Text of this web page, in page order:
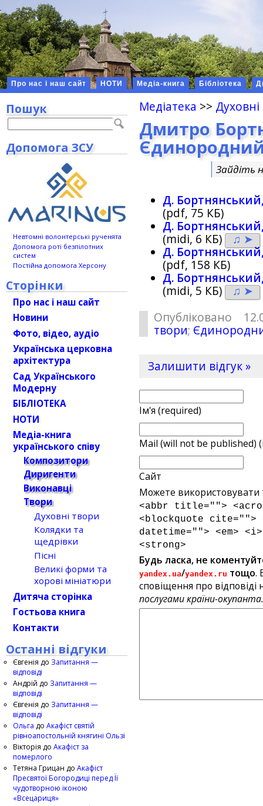
Про нас і наш сайт НОТИ Медіа-книга Бібліотека
Медіатека >>
Дмитро
Зайдіть
Д.
(pdf, 75 КБ)
Д.
(midi, 6 КБ) ♫ ➤
Д.
(pdf, 158 КБ)
Д.
(midi, 5 КБ) ♫ ➤
Опубліковано
твори;
Залишити відгук »
Ім'я (required)
Mail (will not be published)
Сайт
Можете використовувати
<abbr title="">
<blockquote cite="">
datetime=""> <em>
<strong>
Будь ласка, не
yandex.ua/yandex.ru тощо.
сповіщення про відповіді
послугами країни-
Пошук
Допомога ЗСУ
Невтомні волонтерські рученята
Допомога роті безпілотних
систем
Постійна допомога Херсону
Сторінки
Про нас і наш сайт
Новини
Фото, відео, аудіо
Українська церковна
архітектура
Сад Українського
Модерну
БІБЛІОТЕКА
НОТИ
Медіа-книга
українського співу
Композитори
Диригенти
Виконавці
Твори
Духовні твори
Колядки та
щедрівки
Пісні
Великі форми та
хорові мініатюри
Дитяча сторінка
Гостьова книга
Контакти
Останні відгуки
Євгенія до Запитання —
відповіді
Андрій до Запитання —
відповіді
Євгенія до Запитання —
відповіді
Ольга до Акафіст святій
рівноапостольній княгині Ользі
Вікторія до Акафіст за
померлого
Тетяна Грицан до Акафіст
Пресвятої Богородиці перед Її
чудотворною іконою
«Всецариця»